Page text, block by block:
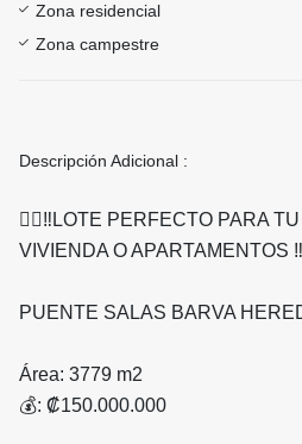
Zona residencial
Zona campestre
Descripción Adicional :
👍🏻‼️LOTE PERFECTO PARA
VIVIENDA O APARTAMENTOS ‼️
PUENTE SALAS BARVA
Área: 3779 m2
💰: ₡150.000.000